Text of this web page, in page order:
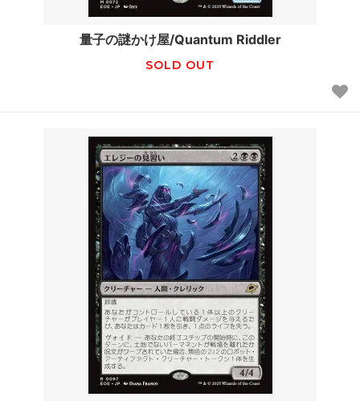
量子の謎かけ屋/Quantum Riddler
SOLD OUT